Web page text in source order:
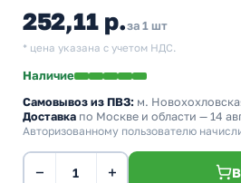
252,11 р.за 1 шт
* цена указана с учетом НДС.
Наличие
Самовывоз из ПВЗ: м.
Доставка по Москве и области — 14
Авторизованному пользователю
− +